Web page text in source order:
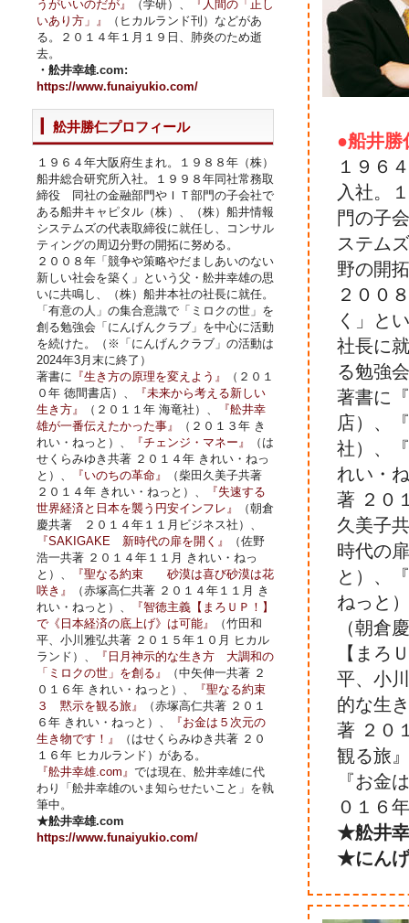
●船井
１９６
入社。
門の子
ステム
野の開
２００
く」と
社長に
る勉強
著書に
店）、
社）、
れい・
著 ２０
久美子
時代の
と）、
ねっと
（朝倉
【まろ
平、小
的な生
著 ２０
観る旅
『お金
０１６
★舩井
★にん
うがいいのだが』
（学研）、
『人間の「正し
いあり方」』
（ヒカルランド刊）などがあ
る。２０１４年１月１９日、肺炎のため逝
去。
・舩井幸雄.com:
https://www.funaiyukio.com/
舩井勝仁プロフィール
１９６４年大阪府生まれ。１９８８年（株）
船井総合研究所入社。１９９８年同社常務取
締役 同社の金融部門やＩＴ部門の子会社で
ある船井キャピタル（株）、（株）船井情報
システムズの代表取締役に就任し、コンサル
ティングの周辺分野の開拓に努める。
２００８年「競争や策略やだましあいのない
新しい社会を築く」という父・舩井幸雄の思
いに共鳴し、（株）船井本社の社長に就任。
「有意の人」の集合意識で「ミロクの世」を
創る勉強会「にんげんクラブ」を中心に活動
を続けた。（※「にんげんクラブ」の活動は
2024年3月末に終了）
著書に 『生き方の原理を変えよう』
（２０１
０年 徳間書店）、
『未来から考える新しい
生き方』
（２０１１年 海竜社）、
『舩井幸
雄が一番伝えたかった事』
（２０１３年 き
れい・ねっと）、
『チェンジ・マネー』
（は
せくらみゆき共著 ２０１４年 きれい・ねっ
と）、
『いのちの革命』
（柴田久美子共著
２０１４年 きれい・ねっと）、
『失速する
世界経済と日本を襲う円安インフレ』
（朝倉
慶共著 ２０１４年１１月ビジネス社）、
『SAKIGAKE 新時代の扉を開く』
（佐野
浩一共著 ２０１４年１１月 きれい・ねっ
と）、
『聖なる約束 砂漠は喜び砂漠は花
咲き』
（赤塚高仁共著 ２０１４年１１月 き
れい・ねっと）、
『智徳主義【まろＵＰ！】
で《日本経済の底上げ》は可能』
（竹田和
平、小川雅弘共著 ２０１５年１０月 ヒカル
ランド）、
『日月神示的な生き方 大調和の
「ミロクの世」を創る』
（中矢伸一共著 ２
０１６年 きれい・ねっと）、
『聖なる約束
３ 黙示を観る旅』
（赤塚高仁共著 ２０１
６年 きれい・ねっと）、
『お金は５次元の
生き物です！』
（はせくらみゆき共著 ２０
１６年 ヒカルランド）がある。
『舩井幸雄.com』 では現在、舩井幸雄に代
わり「舩井幸雄のいま知らせたいこと」を執
筆中。
★舩井幸雄.com
https://www.funaiyukio.com/